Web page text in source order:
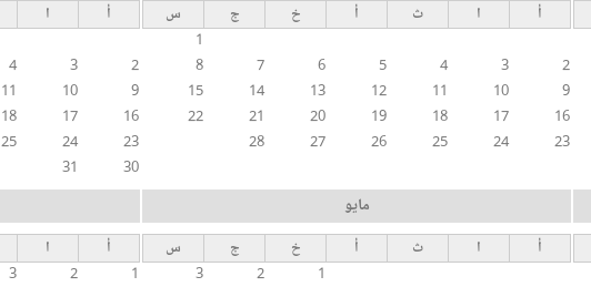
أ ا ث أ خ ج
س
1
2
3
4
5
6
7
8
9
10
11
12
13
14
15
16
17
18
19
20
21
22
23
24
25
26
27
28
أ ا
2
3
4
9
10
11
16
17
18
23
24
25
30
31
مايو
أ ا ث أ خ ج
س
1
2
3
أ ا
1
2
3